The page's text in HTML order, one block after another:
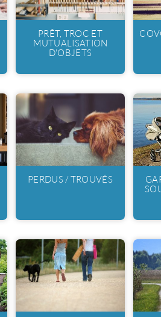
PRÊT, TROC ET
MUTUALISATION
D'OBJETS
PERDUS / TROUVÉS